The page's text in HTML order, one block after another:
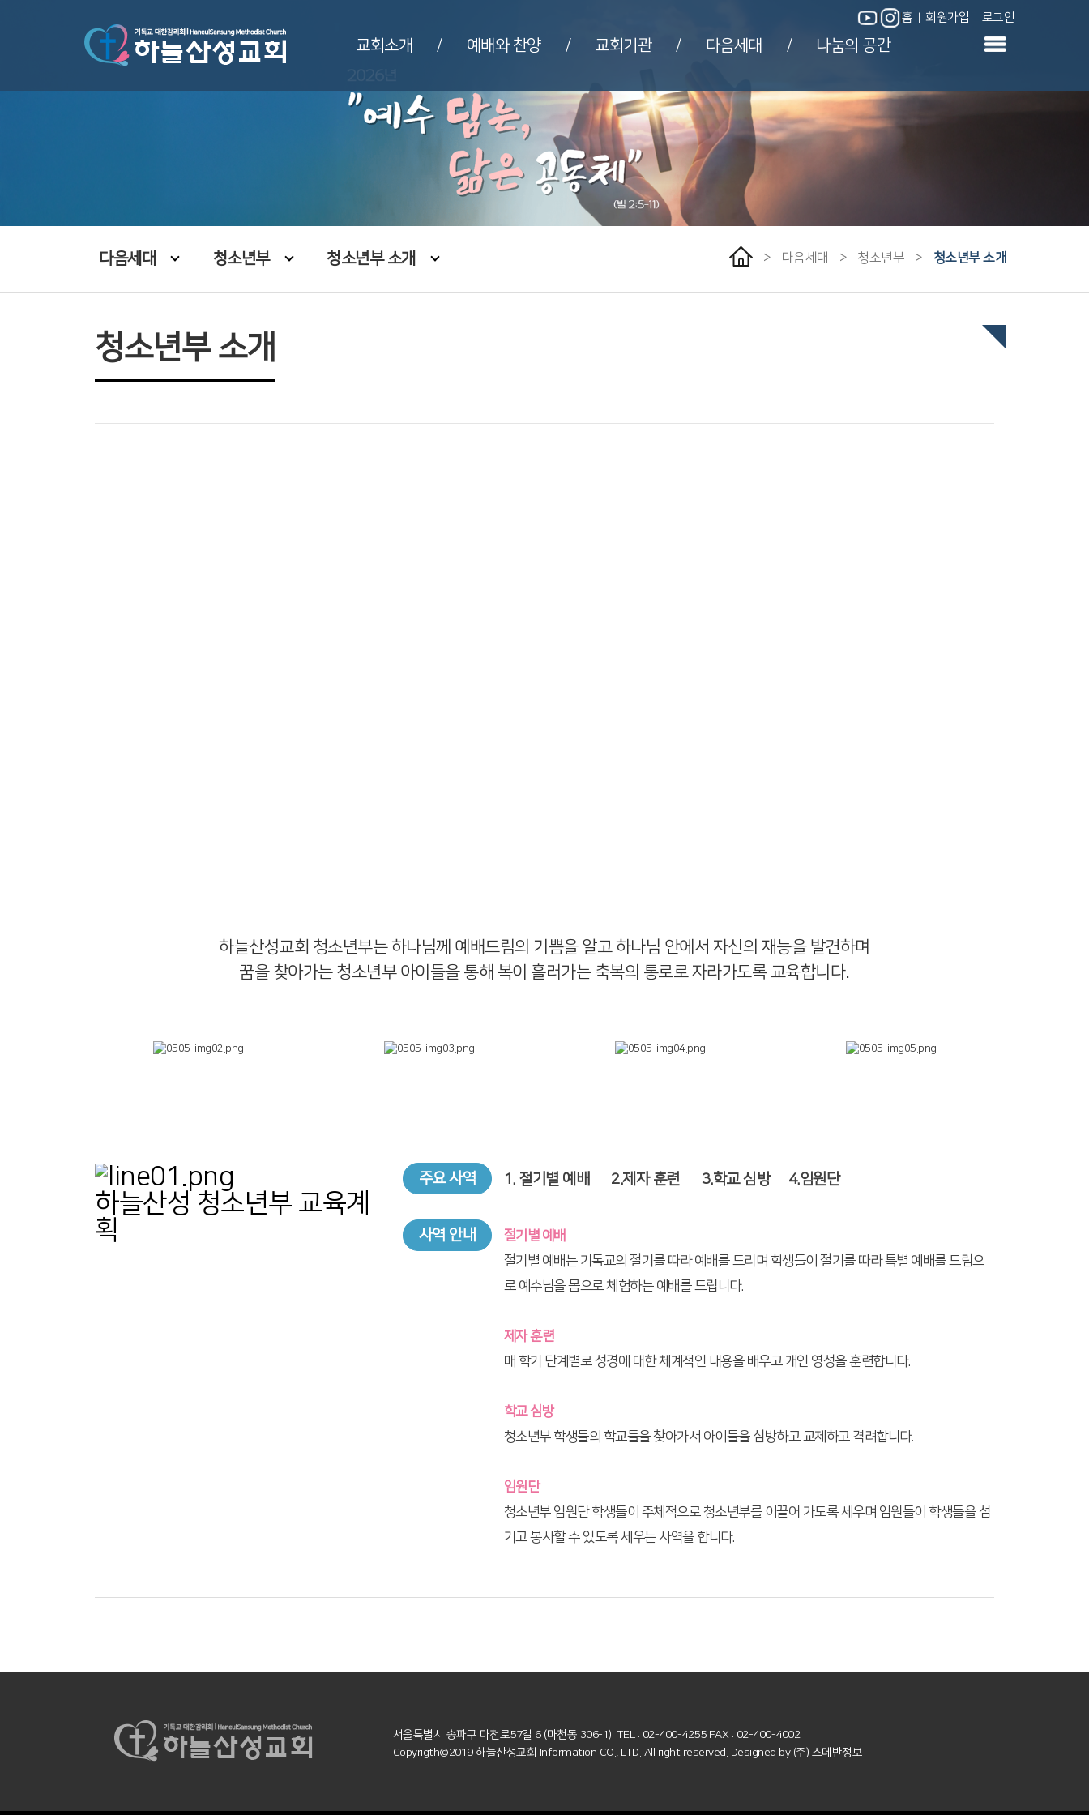
홈 회원가입 로그인
교회소개 / 예배와 찬양 / 교회기관 / 다음세대 / 나눔의 공간
다음세대 청소년부 청소년부 소개 > 다음세대 > 청소년부 > 청소년부 소개
청소년부 소개
하늘산성교회 청소년부는 하나님께 예배드림의 기쁨을 알고 하나님 안에서 자신의 재능을 발견하며
꿈을 찾아가는 청소년부 아이들을 통해 복이 흘러가는 축복의 통로로 자라가도록 교육합니다.
하늘산성 청소년부 교육계
획
주요 사역 1. 절기별 예배 2.제자 훈련 3.학교 심방 4.임원단
사역 안내
절기별 예배
절기별 예배는 기독교의 절기를 따라 예배를 드리며 학생들이 절기를 따라 특별 예배를 드림으
로 예수님을 몸으로 체험하는 예배를 드립니다.
제자 훈련
매 학기 단계별로 성경에 대한 체계적인 내용을 배우고 개인 영성을 훈련합니다.
학교 심방
청소년부 학생들의 학교들을 찾아가서 아이들을 심방하고 교제하고 격려합니다.
임원단
청소년부 임원단 학생들이 주체적으로 청소년부를 이끌어 가도록 세우며 임원들이 학생들을 섬
기고 봉사할 수 있도록 세우는 사역을 합니다.
서울특별시 송파구 마천로57길 6 (마천동 306-1)TEL : 02-400-4255 FAX : 02-400-4002
Copyrigth©2019 하늘산성교회 Information CO., LTD. All right reserved. Designed by (주) 스데반정보